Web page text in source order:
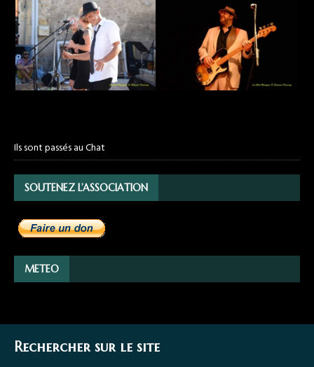
Ils sont passés au Chat
SOUTENEZ L’ASSOCIATION
METEO
Rechercher sur le site